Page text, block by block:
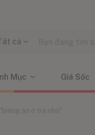
cả
Mục Giá Sốc